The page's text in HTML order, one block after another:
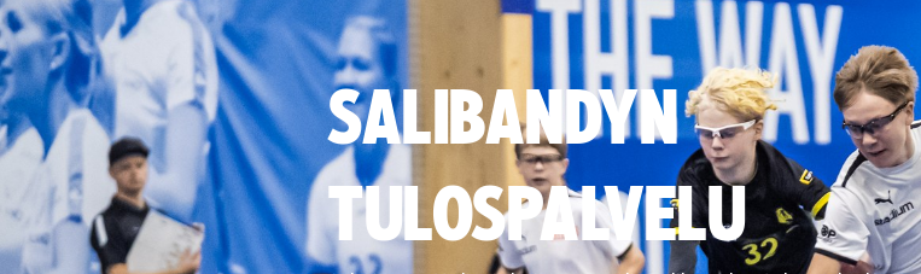
SALIBANDYN
TULOSPALVELU